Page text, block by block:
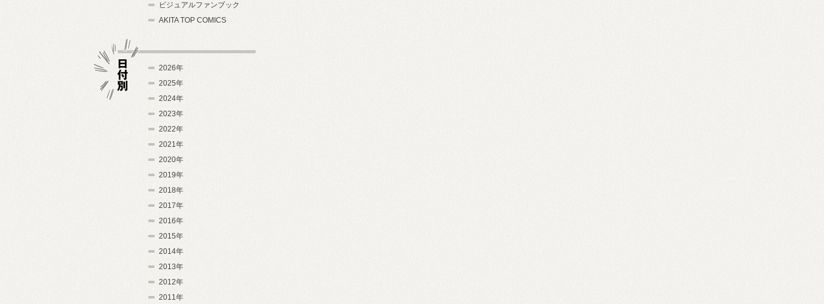
ビジュアルファンブック
AKITA TOP COMICS
2026年
2025年
2024年
2023年
2022年
2021年
2020年
2019年
2018年
2017年
2016年
2015年
2014年
2013年
2012年
2011年